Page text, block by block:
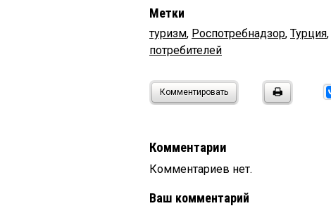
Метки
туризм, Роспотребнадзор, Турция,
потребителей
Комментировать
Комментарии
Комментариев нет.
Ваш комментарий